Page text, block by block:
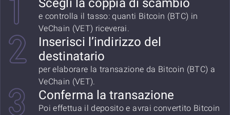
Scegli la coppia di scambio
e controlla il tasso: quanti Bitcoin (BTC) in
VeChain (VET) riceverai.
Inserisci l’indirizzo del
destinatario
per elaborare la transazione da Bitcoin (BTC) a
VeChain (VET).
Conferma la transazione
Poi effettua il deposito e avrai convertito Bitcoin